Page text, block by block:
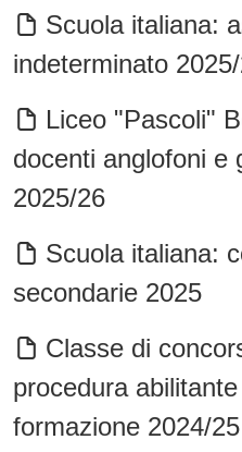
Scuola italiana:
indeterminato
Liceo "Pascoli"
docenti anglofoni e
2025/26
Scuola italiana:
secondarie 2025
Classe di
procedura
formazione 2024/25